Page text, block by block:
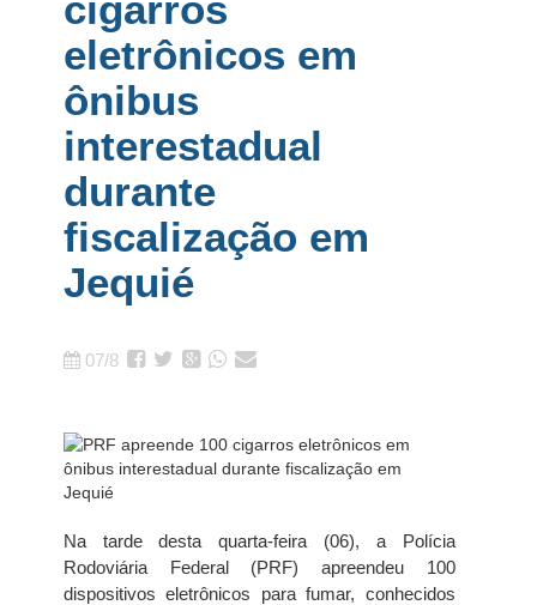
eletrônicos em
ônibus
interestadual
durante
fiscalização em
Jequié
07/8
Na tarde desta quarta-feira (06), a Polícia
Rodoviária Federal (PRF) apreendeu 100
dispositivos eletrônicos para fumar, conhecidos